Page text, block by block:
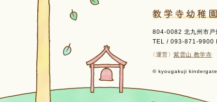
804-0082 北九州市
TEL / 093-871-9900
〈運営〉紫雲山 教学寺
© kyougakuji